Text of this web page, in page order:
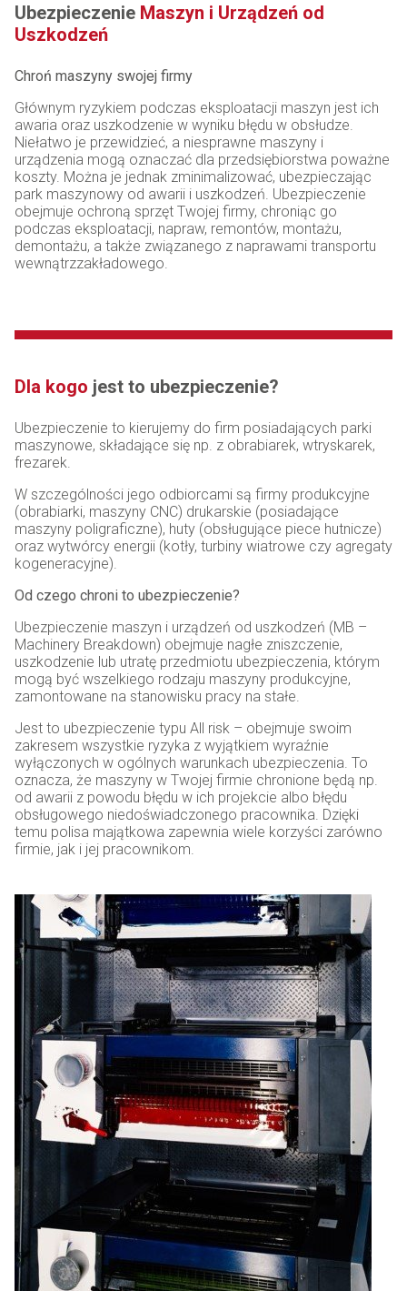
Ubezpieczenie Maszyn i Urządzeń od
Uszkodzeń
Chroń maszyny swojej firmy
Głównym ryzykiem podczas eksploatacji maszyn jest ich
awaria oraz uszkodzenie w wyniku błędu w obsłudze.
Niełatwo je przewidzieć, a niesprawne maszyny i
urządzenia mogą oznaczać dla przedsiębiorstwa poważne
koszty. Można je jednak zminimalizować, ubezpieczając
park maszynowy od awarii i uszkodzeń. Ubezpieczenie
obejmuje ochroną sprzęt Twojej firmy, chroniąc go
podczas eksploatacji, napraw, remontów, montażu,
demontażu, a także związanego z naprawami transportu
wewnątrzzakładowego.
Dla kogo jest to ubezpieczenie?
Ubezpieczenie to kierujemy do firm posiadających parki
maszynowe, składające się np. z obrabiarek, wtryskarek,
frezarek.
W szczególności jego odbiorcami są firmy produkcyjne
(obrabiarki, maszyny CNC) drukarskie (posiadające
maszyny poligraficzne), huty (obsługujące piece hutnicze)
oraz wytwórcy energii (kotły, turbiny wiatrowe czy agregaty
kogeneracyjne).
Od czego chroni to ubezpieczenie?
Ubezpieczenie maszyn i urządzeń od uszkodzeń (MB –
Machinery Breakdown) obejmuje nagłe zniszczenie,
uszkodzenie lub utratę przedmiotu ubezpieczenia, którym
mogą być wszelkiego rodzaju maszyny produkcyjne,
zamontowane na stanowisku pracy na stałe.
Jest to ubezpieczenie typu All risk – obejmuje swoim
zakresem wszystkie ryzyka z wyjątkiem wyraźnie
wyłączonych w ogólnych warunkach ubezpieczenia. To
oznacza, że maszyny w Twojej firmie chronione będą np.
od awarii z powodu błędu w ich projekcie albo błędu
obsługowego niedoświadczonego pracownika. Dzięki
temu polisa majątkowa zapewnia wiele korzyści zarówno
firmie, jak i jej pracownikom.